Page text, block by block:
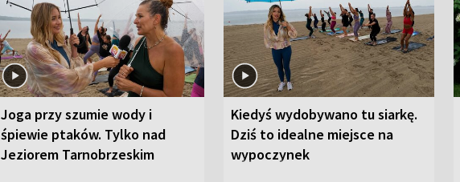
Joga przy szumie wody i
śpiewie ptaków. Tylko nad
Jeziorem Tarnobrzeskim
Kiedyś wydobywano tu siarkę.
Dziś to idealne miejsce na
wypoczynek